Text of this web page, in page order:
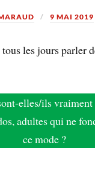
9 MAI 2019
tous les jours parler
elles/ils
adultes qui ne
ce mode ?